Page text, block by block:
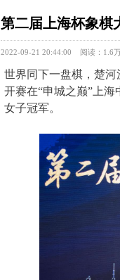
第二届上海杯象棋
2022-09-21 20:44:00 阅读：1.6
世界同下一盘棋，楚
开赛在“申城之巅”上
女子冠军。